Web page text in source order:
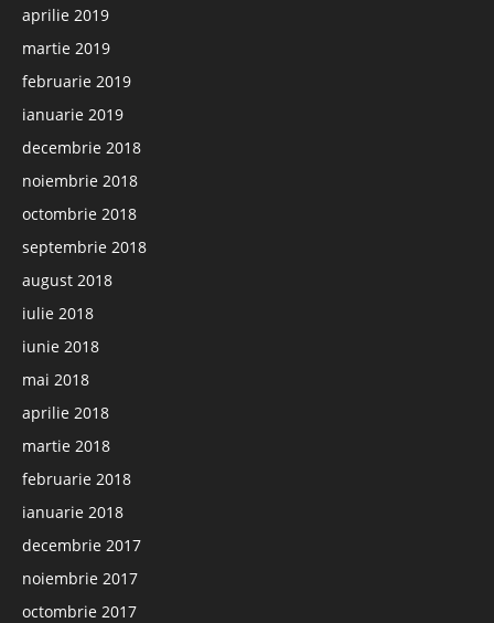
aprilie 2019
martie 2019
februarie 2019
ianuarie 2019
decembrie 2018
noiembrie 2018
octombrie 2018
septembrie 2018
august 2018
iulie 2018
iunie 2018
mai 2018
aprilie 2018
martie 2018
februarie 2018
ianuarie 2018
decembrie 2017
noiembrie 2017
octombrie 2017